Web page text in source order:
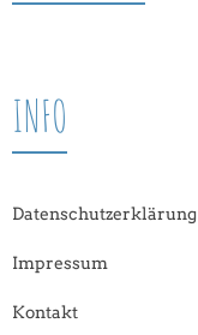
INFO
Datenschutzerklärung
Impressum
Kontakt